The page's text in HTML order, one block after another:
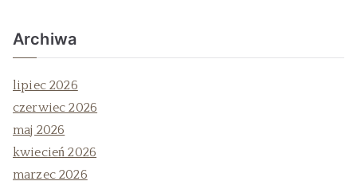
Archiwa
lipiec 2026
czerwiec 2026
maj 2026
kwiecień 2026
marzec 2026